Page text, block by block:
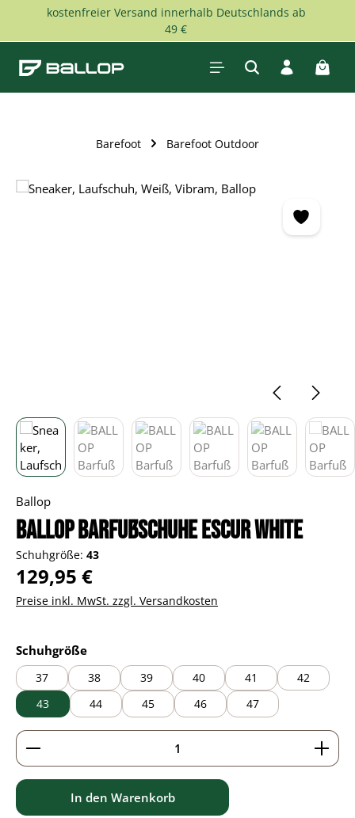
Zum Hauptinhalt springen
kostenfreier Versand innerhalb Deutschlands ab
49 €
Barefoot Barefoot Outdoor
Bildergalerie überspringen
Ballop
BALLOP Barfußschuhe Escur white
Schuhgröße: 43
Regulärer Preis:
129,95 €
Preise inkl. MwSt. zzgl. Versandkosten
Schuhgrößeauswählen
37 38 39 40 41
42
43
44 45 46 47
Produkt Anzahl: Gib den gewünschten Wert ein
In den Warenkorb